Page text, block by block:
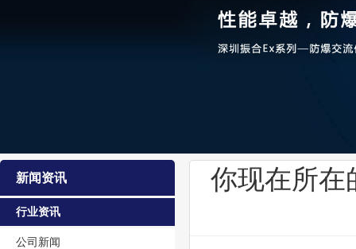
新闻资讯
行业资讯
公司新闻
你现在所在